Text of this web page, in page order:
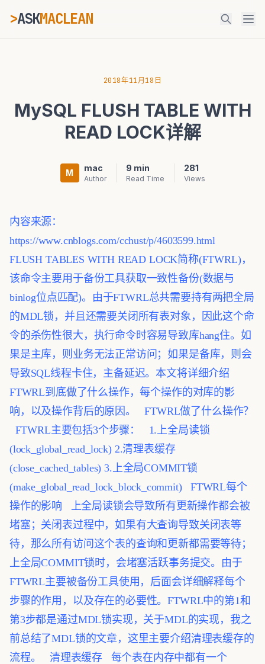
>ASKMACLEAN_
⌘K Ctrl+K
2018年11月18日
MySQL FLUSH TABLE WITH
READ LOCK详解
M mac
Author
9 min
Read Time
281
Views
内容来源：
https://www.cnblogs.com/cchust/p/4603599.html
FLUSH TABLES WITH READ LOCK简称(FTWRL)，
该命令主要用于备份工具获取一致性备份(数据与
binlog位点匹配)。由于FTWRL总共需要持有两把全局
的MDL锁，并且还需要关闭所有表对象，因此这个命
令的杀伤性很大，执行命令时容易导致库hang住。如
果是主库，则业务无法正常访问；如果是备库，则会
导致SQL线程卡住，主备延迟。本文将详细介绍
FTWRL到底做了什么操作，每个操作的对库的影
响，以及操作背后的原因。
FTWRL做了什么操作？
FTWRL主要包括3个步骤：
1.上全局读锁
(lock_global_read_lock) 2.清理表缓存
(close_cached_tables) 3.上全局COMMIT锁
(make_global_read_lock_block_commit)
FTWRL每个
操作的影响
上全局读锁会导致所有更新操作都会被
堵塞；关闭表过程中，如果有大查询导致关闭表等
待，那么所有访问这个表的查询和更新都需要等待；
上全局COMMIT锁时，会堵塞活跃事务提交。由于
FTWRL主要被备份工具使用，后面会详细解释每个
步骤的作用，以及存在的必要性。FTWRL中的第1和
第3步都是通过MDL锁实现，关于MDL的实现，我之
前总结了MDL锁的文章，这里主要介绍清理表缓存的
流程。
清理表缓存
每个表在内存中都有一个